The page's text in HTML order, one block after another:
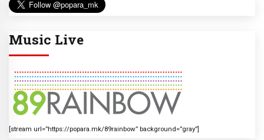
Music Live
[stream url=”https://popara.mk/89rainbow” background=”gray”]